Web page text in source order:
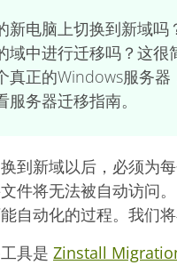
新电脑上切换到新域吗
域中进行迁移吗？这很
真正的Windows服务器
服务器迁移指南。
到新域以后，必须为
件将无法被自动访问
自动化的过程。我们
具是 Zinstall